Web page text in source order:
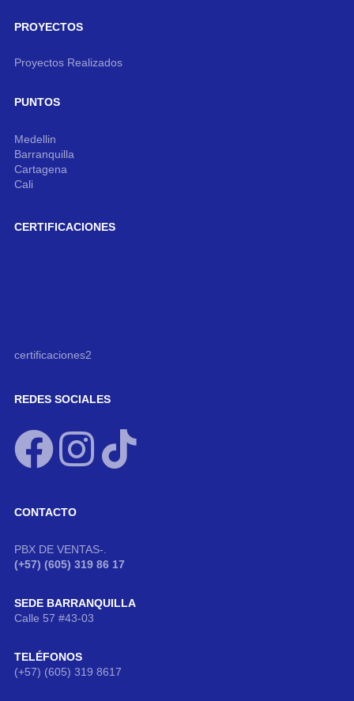
PROYECTOS
Proyectos Realizados
PUNTOS
Medellin
Barranquilla
Cartagena
Cali
CERTIFICACIONES
certificaciones2
REDES SOCIALES
CONTACTO
PBX DE VENTAS-.
(+57) (605) 319 86 17
SEDE BARRANQUILLA
Calle 57 #43-03
TELÉFONOS
(+57) (605) 319 8617